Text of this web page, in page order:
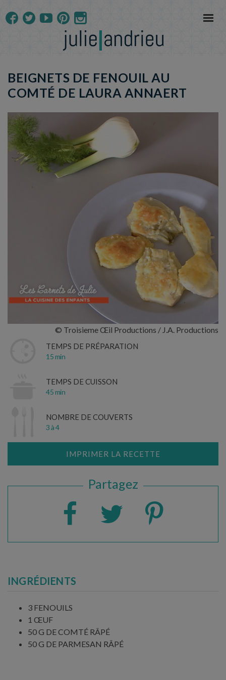
BEIGNETS DE FENOUIL AU
COMTÉ DE LAURA ANNAERT
© Troisieme Œil Productions / J.A. Productions
TEMPS DE PRÉPARATION
15 min
TEMPS DE CUISSON
45 min
NOMBRE DE COUVERTS
3 à 4
IMPRIMER LA RECETTE
Partagez
INGRÉDIENTS
3 FENOUILS
1 ŒUF
50 G DE COMTÉ RÂPÉ
50 G DE PARMESAN RÂPÉ